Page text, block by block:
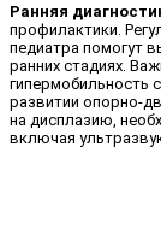
Ранняя
профилактики.
педиатра помогут
ранних стадиях.
гипермобильность
развитии опорно-
на дисплазию,
включая